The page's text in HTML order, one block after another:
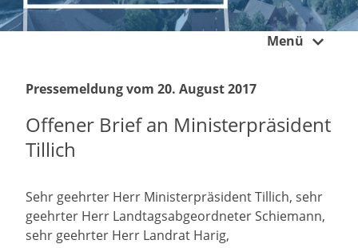
Menü
Pressemeldung vom 20. August 2017
Offener Brief an Ministerpräsident
Tillich
Sehr geehrter Herr Ministerpräsident Tillich, sehr
geehrter Herr Landtagsabgeordneter Schiemann,
sehr geehrter Herr Landrat Harig,